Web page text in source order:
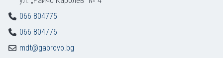
066 804775
066 804776
mdt@gabrovo.bg